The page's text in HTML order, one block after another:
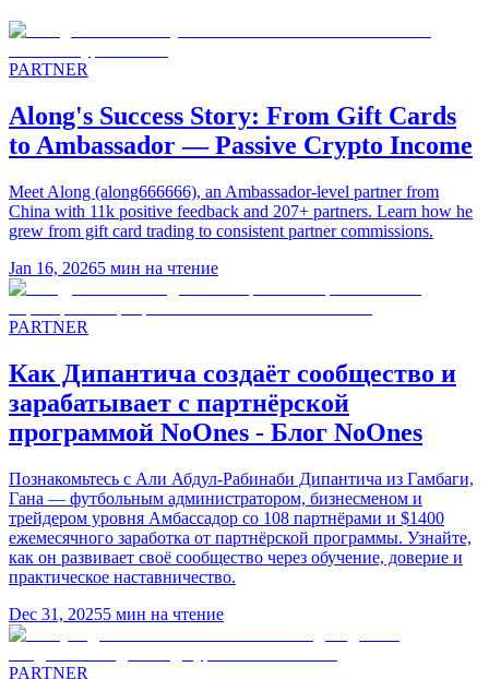
PARTNER
Along's Success Story: From Gift Cards
to Ambassador — Passive Crypto Income
Meet Along (along666666), an Ambassador-level partner from
China with 11k positive feedback and 207+ partners. Learn how he
grew from gift card trading to consistent partner commissions.
Jan 16, 20265 мин на чтение
PARTNER
Как Дипантича создаёт сообщество и
зарабатывает с партнёрской
программой NoOnes - Блог NoOnes
Познакомьтесь с Али Абдул-Рабинаби Дипантича из Гамбаги,
Гана — футбольным администратором, бизнесменом и
трейдером уровня Амбассадор со 108 партнёрами и $1400
ежемесячного заработка от партнёрской программы. Узнайте,
как он развивает своё сообщество через обучение, доверие и
практическое наставничество.
Dec 31, 20255 мин на чтение
PARTNER